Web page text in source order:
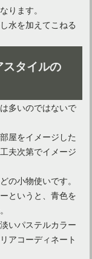
ります。
水を加えてこねる
タイルの
多いのではないで
屋をイメージした
夫次第でイメージ
の小物使いです。
というと、青色を
いパステルカラー
アコーディネート